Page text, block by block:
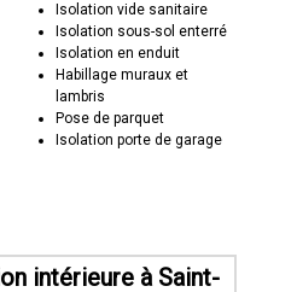
Isolation vide sanitaire
Isolation sous-sol enterré
Isolation en enduit
Habillage muraux et
lambris
Pose de parquet
Isolation porte de garage
intérieure à Saint-